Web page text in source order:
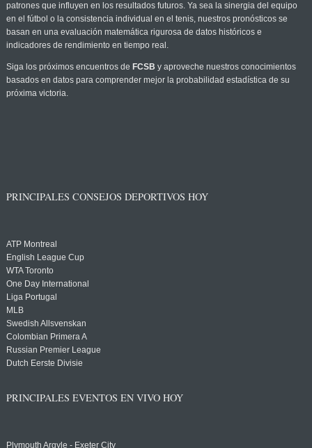
patrones que influyen en los resultados futuros. Ya sea la sinergia del equipo
en el fútbol o la consistencia individual en el tenis, nuestros pronósticos se
basan en una evaluación matemática rigurosa de datos históricos e
indicadores de rendimiento en tiempo real.
Siga los próximos encuentros de FCSB y aproveche nuestros conocimientos
basados en datos para comprender mejor la probabilidad estadística de su
próxima victoria.
PRINCIPALES CONSEJOS DEPORTIVOS HOY
ATP Montreal
English League Cup
WTA Toronto
One Day International
Liga Portugal
MLB
Swedish Allsvenskan
Colombian Primera A
Russian Premier League
Dutch Eerste Divisie
PRINCIPALES EVENTOS EN VIVO HOY
Plymouth Argyle - Exeter City